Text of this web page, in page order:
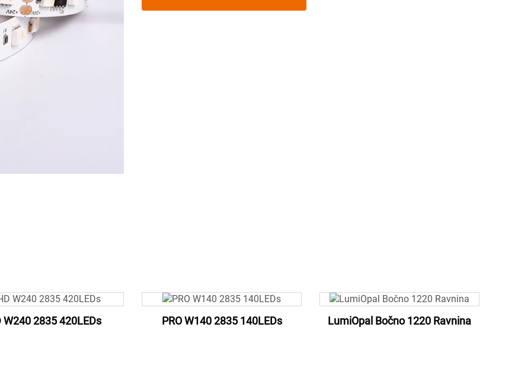
W240 2835 420LEDs PRO W140 2835 140LEDs LumiOpal Bočno 1220 Ravnina